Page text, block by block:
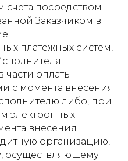
счета посредством
Заказчиком в
платежных систем,
части оплаты
с момента внесения
либо, при
электронных
внесения
организацию,
осуществляющему